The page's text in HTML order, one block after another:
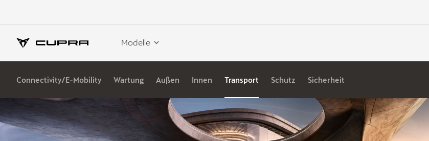
Modelle
Connectivity/E-Mobility Wartung Außen Innen Transport Schutz Sicherheit